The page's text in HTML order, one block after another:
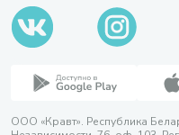
ООО «Кравт». Республика